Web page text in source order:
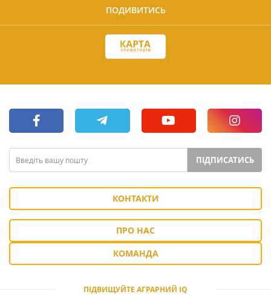
ПОДИВИТИСЬ
ПІДПИСАТИСЬ
КОНТАКТИ
ПРО НАС
КОМАНДА
ПІДВИЩУЙТЕ АГРАРНИЙ IQ